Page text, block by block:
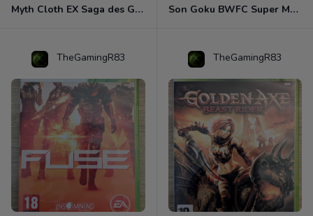
Myth Cloth EX Saga des Gémeaux Son Goku BWFC Super Master Stars
TheGamingR83 TheGamingR83